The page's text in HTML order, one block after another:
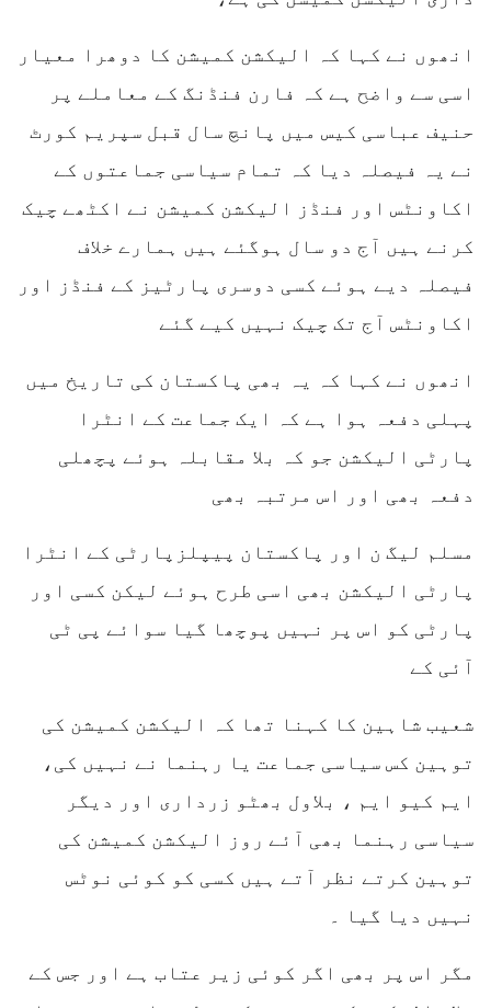
انھوں نے کہا کہ الیکشن کمیشن کا دوھرا معیار
اسی سے واضح ہے کہ فارن فنڈنگ کے معاملے پر
حنیف عباسی کیس میں پانچ سال قبل سپریم کورٹ
نے یہ فیصلہ دیا کہ تمام سیاسی جماعتوں کے
اکاونٹس اور فنڈز الیکشن کمیشن نے اکٹھے چیک
کرنے ہیں آج دو سال ہوگئے ہیں ہمارے خلاف
فیصلہ دیے ہوئے کسی دوسری پارٹیز کے فنڈز اور
اکاونٹس آج تک چیک نہیں کیے گئے
انھوں نے کہا کہ یہ بھی پاکستان کی تاریخ میں
پہلی دفعہ ہوا ہے کہ ایک جماعت کے انٹرا
پارٹی الیکشن جو کہ بلا مقابلہ ہوئے پچھلی
دفعہ بھی اور اس مرتبہ بھی
مسلم لیگ ن اور پاکستان پیپلزپارٹی کے انٹرا
پارٹی الیکشن بھی اسی طرح ہوئے لیکن کسی اور
پارٹی کو اس پر نہیں پوچھا گیا سوائے پی ٹی
آئی کے
شعیب شاہین کا کہنا تھا کہ الیکشن کمیشن کی
توہین کس سیاسی جماعت یا رہنما نے نہیں کی،
ایم کیو ایم ، بلاول بھٹو زرداری اور دیگر
سیاسی رہنما بھی آئے روز الیکشن کمیشن کی
توہین کرتے نظر آتے ہیں کسی کو کوئی نوٹس
نہیں دیا گیا ۔
مگر اس پر بھی اگر کوئی زیر عتاب ہے اور جس کے